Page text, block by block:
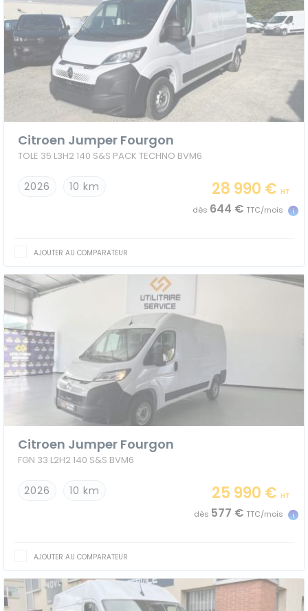
Citroen Jumper Fourgon
TOLE 35 L3H2 140 S&S PACK TECHNO BVM6
2026 10 km 28 990 € HT
dès 644 € TTC/mois
AJOUTER AU COMPARATEUR
Citroen Jumper Fourgon
FGN 33 L2H2 140 S&S BVM6
2026 10 km 25 990 € HT
dès 577 € TTC/mois
AJOUTER AU COMPARATEUR